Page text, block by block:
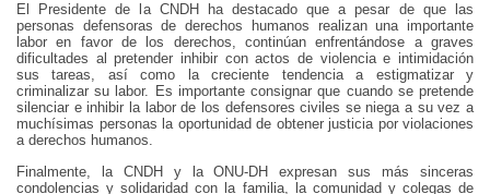
El Presidente de la CNDH ha destacado que a pesar de que las
personas defensoras de derechos humanos realizan una importante
labor en favor de los derechos, continúan enfrentándose a graves
dificultades al pretender inhibir con actos de violencia e intimidación
sus tareas, así como la creciente tendencia a estigmatizar y
criminalizar su labor. Es importante consignar que cuando se pretende
silenciar e inhibir la labor de los defensores civiles se niega a su vez a
muchísimas personas la oportunidad de obtener justicia por violaciones
a derechos humanos.
Finalmente, la CNDH y la ONU-DH expresan sus más sinceras
condolencias y solidaridad con la familia, la comunidad y colegas de